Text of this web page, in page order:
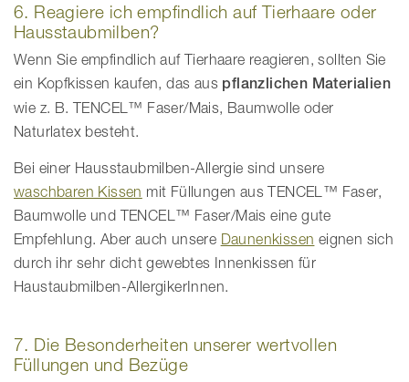
6. Reagiere ich empfindlich auf Tierhaare oder
Hausstaubmilben?
Wenn Sie empfindlich auf Tierhaare reagieren, sollten Sie
ein Kopfkissen kaufen, das aus pflanzlichen Materialien
wie z. B. TENCEL™ Faser/Mais, Baumwolle oder
Naturlatex besteht.
Bei einer Hausstaubmilben-Allergie sind unsere
waschbaren Kissen mit Füllungen aus TENCEL™ Faser,
Baumwolle und TENCEL™ Faser/Mais eine gute
Empfehlung. Aber auch unsere Daunenkissen eignen sich
durch ihr sehr dicht gewebtes Innenkissen für
Haustaubmilben-AllergikerInnen.
7. Die Besonderheiten unserer wertvollen
Füllungen und Bezüge